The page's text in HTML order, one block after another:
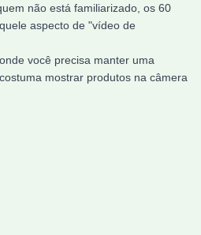
não está familiarizado, os 60
aspecto de "vídeo de
você precisa manter uma
mostrar produtos na câmera